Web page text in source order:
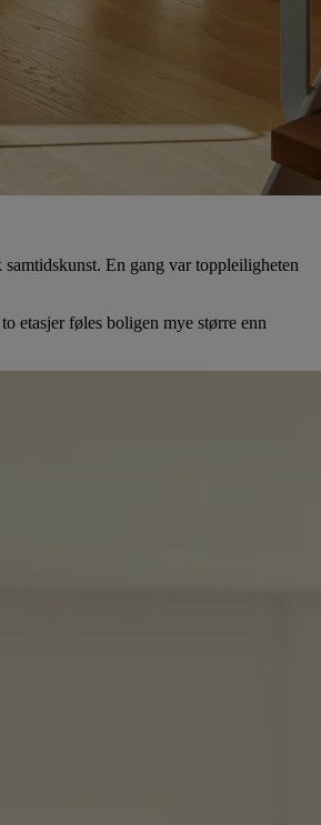
En gang var toppleiligheten
etasjer føles boligen mye større enn